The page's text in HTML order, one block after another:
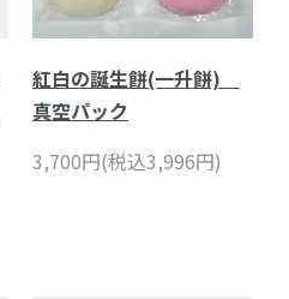
紅白の誕生餅(一升餅)
真空パック
3,700円(税込3,996円)